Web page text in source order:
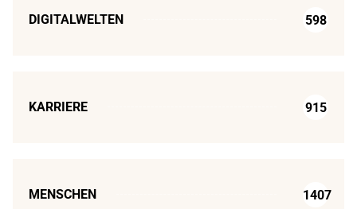
DIGITALWELTEN 598
KARRIERE 915
MENSCHEN 1407